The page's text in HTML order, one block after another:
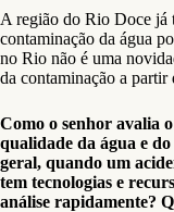
A região do Rio Doce já
contaminação da água
no Rio não é uma
da contaminação a partir
Como o senhor avalia
qualidade da água e
geral, quando um
tem tecnologias e
análise rapidamente?